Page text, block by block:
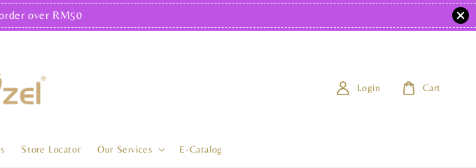
over RM50
Store Locator Our Services E-Catalog
Login Cart